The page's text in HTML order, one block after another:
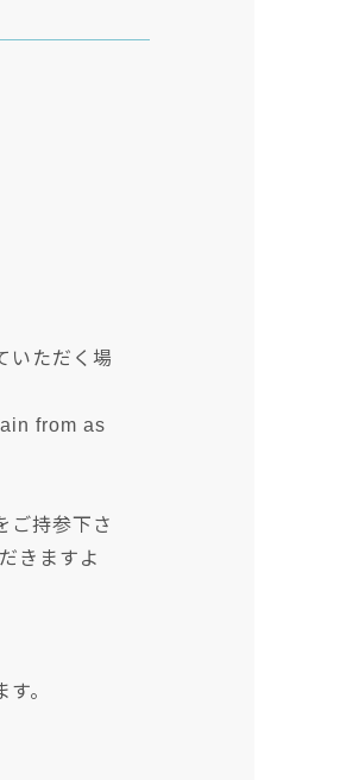
いただく場
from as
ご持参下さ
きますよ
。